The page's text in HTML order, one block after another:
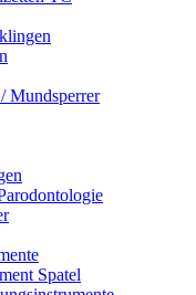
Mundsperrer
Spatel